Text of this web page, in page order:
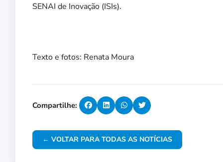
SENAI de Inovação (ISIs).
Texto e fotos: Renata Moura
Compartilhe:
← VOLTAR PARA TODAS AS NOTÍCIAS